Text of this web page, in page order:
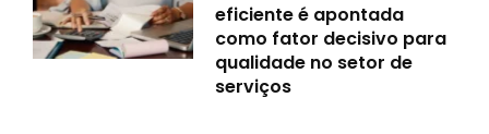
eficiente é apontada
como fator decisivo para
qualidade no setor de
serviços